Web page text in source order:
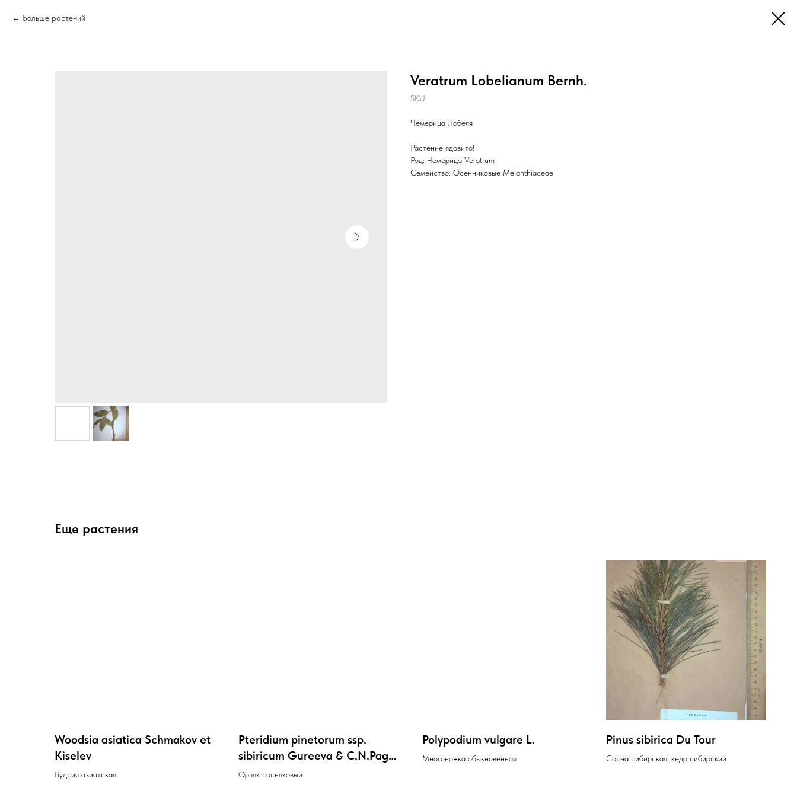
Больше растений
Veratrum Lobelianum Bernh.
SKU:
Чемерица Лобеля
Растение ядовито!
Род: Чемерица Veratrum
Семейство: Осенниковые Melanthiaceae
Еще растения
Woodsia asiatica Schmakov et
Kiselev
Вудсия азиатская
Pteridium pinetorum ssp.
sibiricum Gureeva & C.N.Page.
( Pteridium aquilinum (L.)
Орляк сосняковый
Polypodium vulgare L.
Многоножка обыкновенная
Pinus sibirica Du Tour
Сосна сибирская, кедр сибирский